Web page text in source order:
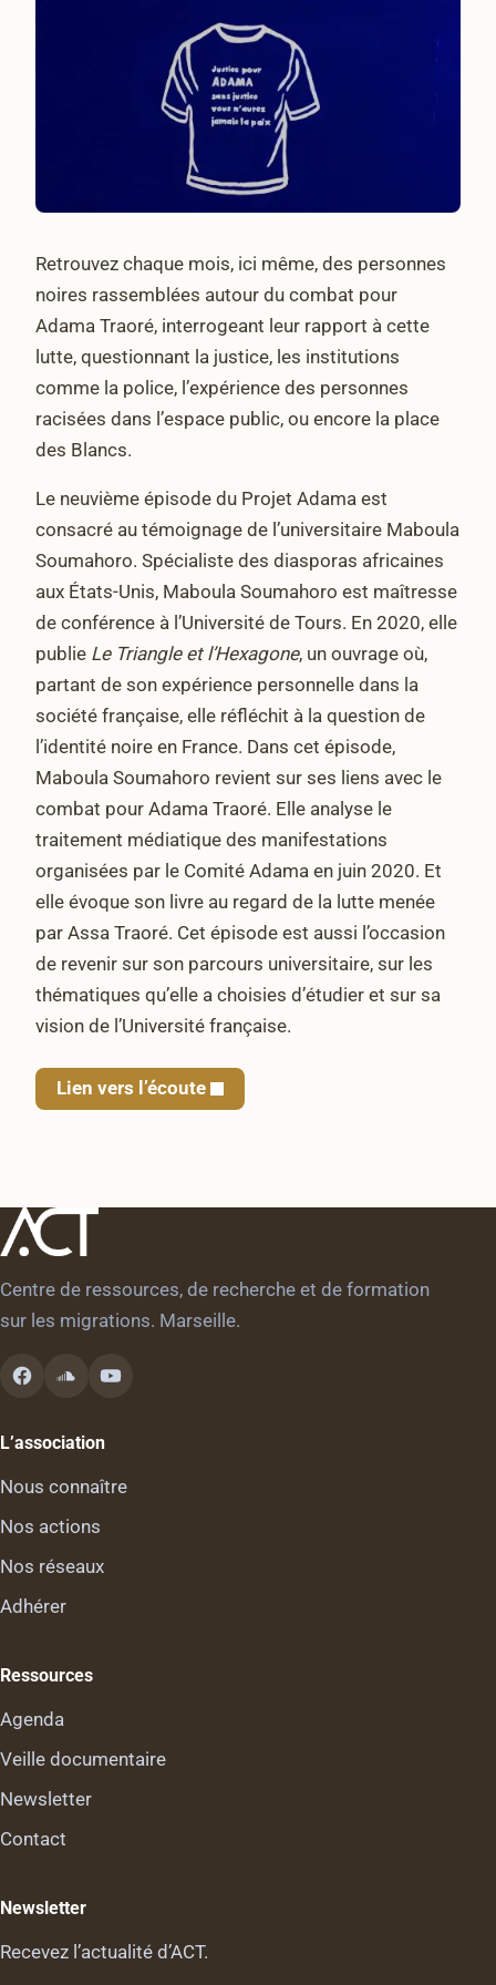
Retrouvez chaque mois, ici même, des personnes
noires rassemblées autour du combat pour
Adama Traoré, interrogeant leur rapport à cette
lutte, questionnant la justice, les institutions
comme la police, l’expérience des personnes
racisées dans l’espace public, ou encore la place
des Blancs.
Le neuvième épisode du Projet Adama est
consacré au témoignage de l’universitaire Maboula
Soumahoro. Spécialiste des diasporas africaines
aux États-Unis, Maboula Soumahoro est maîtresse
de conférence à l’Université de Tours. En 2020, elle
publie Le Triangle et l’Hexagone, un ouvrage où,
partant de son expérience personnelle dans la
société française, elle réfléchit à la question de
l’identité noire en France. Dans cet épisode,
Maboula Soumahoro revient sur ses liens avec le
combat pour Adama Traoré. Elle analyse le
traitement médiatique des manifestations
organisées par le Comité Adama en juin 2020. Et
elle évoque son livre au regard de la lutte menée
par Assa Traoré. Cet épisode est aussi l’occasion
de revenir sur son parcours universitaire, sur les
thématiques qu’elle a choisies d’étudier et sur sa
vision de l’Université française.
Lien vers l’écoute
Centre de ressources, de recherche et de formation
sur les migrations. Marseille.
L’association
Nous connaître
Nos actions
Nos réseaux
Adhérer
Ressources
Agenda
Veille documentaire
Newsletter
Contact
Newsletter
Recevez l’actualité d’ACT.